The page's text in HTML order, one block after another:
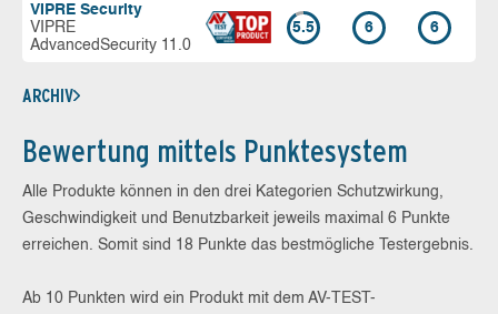
VIPRE Security
VIPRE
AdvancedSecurity 11.0
5.5 6 6
ARCHIV
Bewertung mittels Punktesystem
Alle Produkte können in den drei Kategorien Schutzwirkung,
Geschwindigkeit und Benutzbarkeit jeweils maximal 6 Punkte
erreichen. Somit sind 18 Punkte das bestmögliche Testergebnis.
Ab 10 Punkten wird ein Produkt mit dem AV-TEST-